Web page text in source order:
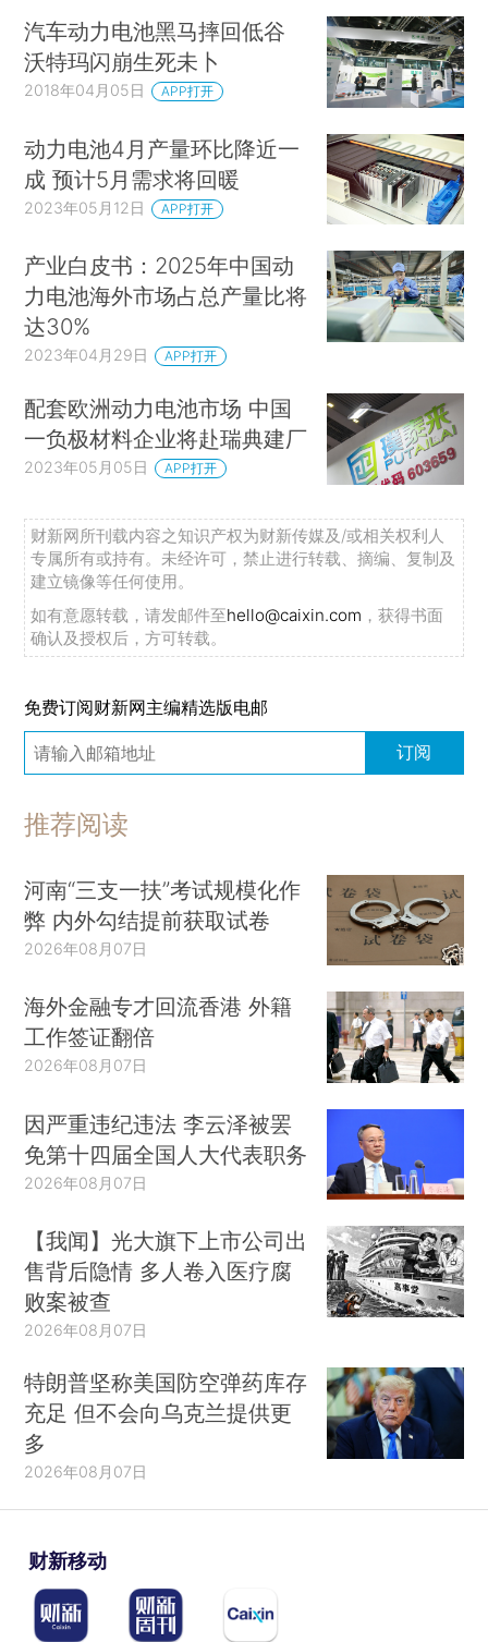
汽车动力电池黑马摔回低谷
沃特玛闪崩生死未卜
2018年04月05日 APP打开
动力电池4月产量环比降近一
成 预计5月需求将回暖
2023年05月12日 APP打开
产业白皮书：2025年中国动
力电池海外市场占总产量比将
达30%
2023年04月29日 APP打开
配套欧洲动力电池市场 中国
一负极材料企业将赴瑞典建厂
2023年05月05日 APP打开
财新网所刊载内容之知识产权为财新传媒及/或相关权利人
专属所有或持有。未经许可，禁止进行转载、摘编、复制及
建立镜像等任何使用。
如有意愿转载，请发邮件至hello@caixin.com ，获得书面
确认及授权后，方可转载。
免费订阅财新网主编精选版电邮
订阅
推荐阅读
河南“三支一扶”考试规模化作
弊 内外勾结提前获取试卷
2026年08月07日
海外金融专才回流香港 外籍
工作签证翻倍
2026年08月07日
因严重违纪违法 李云泽被罢
免第十四届全国人大代表职务
2026年08月07日
【我闻】光大旗下上市公司出
售背后隐情 多人卷入医疗腐
败案被查
2026年08月07日
特朗普坚称美国防空弹药库存
充足 但不会向乌克兰提供更
多
2026年08月07日
财新移动